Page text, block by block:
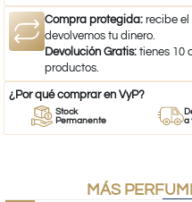
Compra protegida: recibe el
devolvemos tu dinero.
Devolución Gratis: tienes 10
productos.
¿Por qué comprar en VyP?
Stock
Permanente
a
MÁS